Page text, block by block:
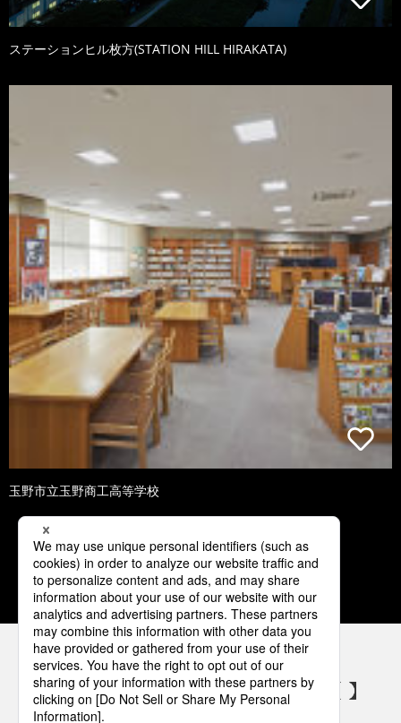
ステーションヒル枚方(STATION HILL HIRAKATA)
玉野市立玉野商工高等学校
1 2 3 4 5
パナソニックの電気設備 SNSアカウント